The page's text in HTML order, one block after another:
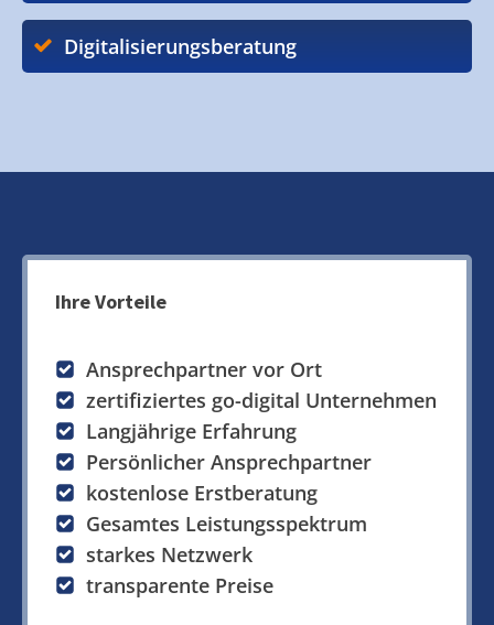
Digitalisierungsberatung
Ihre Vorteile
Ansprechpartner vor Ort
zertifiziertes go-digital Unternehmen
Langjährige Erfahrung
Persönlicher Ansprechpartner
kostenlose Erstberatung
Gesamtes Leistungsspektrum
starkes Netzwerk
transparente Preise